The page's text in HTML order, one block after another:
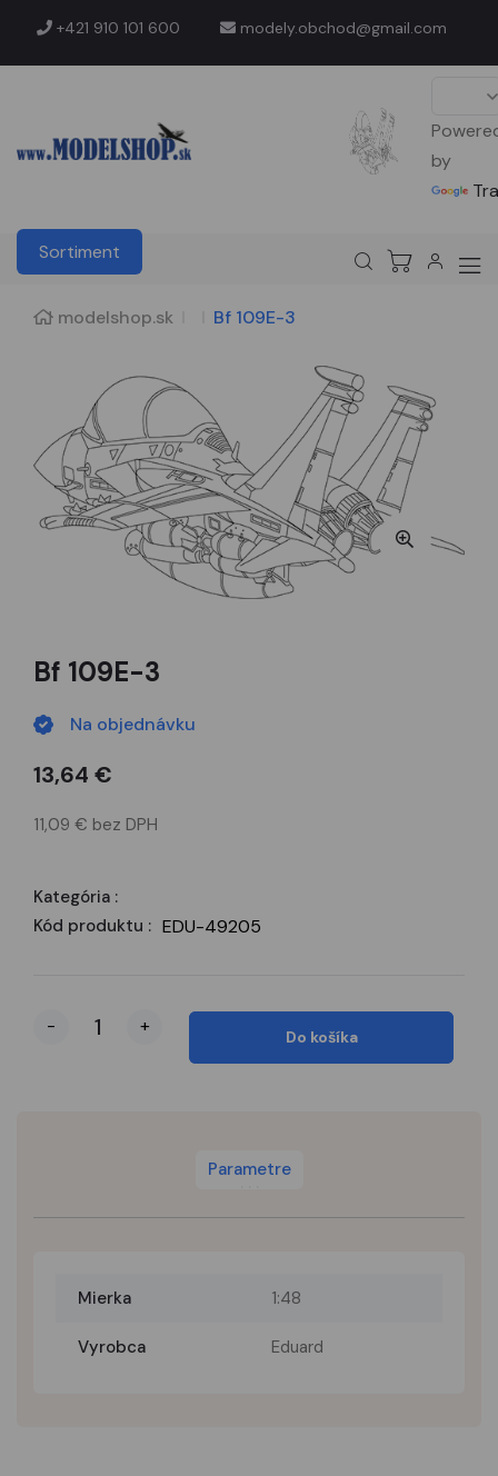
+421 910 101 600 modely.obchod@gmail.com
by
Sortiment
modelshop.sk Bf 109E-3
Bf 109E-3
Na objednávku
13,64 €
11,09 € bez DPH
Kategória :
Kód produktu : EDU-49205
- +
Do košíka
Parametre
Mierka 1:48
Vyrobca Eduard